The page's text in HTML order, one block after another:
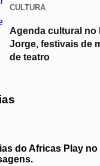
CULTURA
Agenda cultural no
Jorge, festivais de
de teatro
do Africas Play